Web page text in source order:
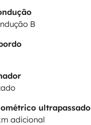
B
ultrapassado
adicional